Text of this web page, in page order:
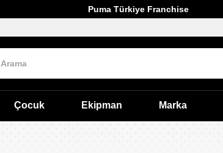
Puma Türkiye Franchise
Çocuk Ekipman Marka